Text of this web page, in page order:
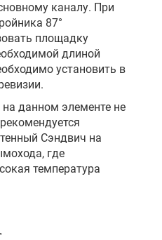
каналу. При
87°
площадку
длиной
установить в
данном элементе не
Сэндвич на
где
температура